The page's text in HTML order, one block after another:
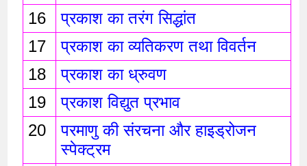
16
प्रकाश का तरंग सिद्धांत
17
प्रकाश का व्यतिकरण तथा विवर्तन
18
प्रकाश का ध्रुवण
19
प्रकाश विद्युत प्रभाव
20
परमाणु की संरचना और हाइड्रोजन
स्पेक्ट्रम